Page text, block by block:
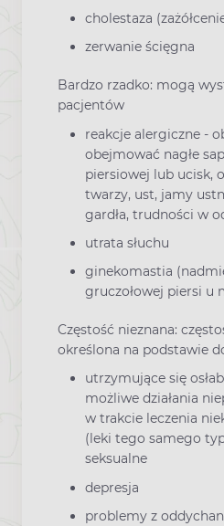
cholestaza
zerwanie ścięgna
Bardzo rzadko: mogą
pacjentów
reakcje alergiczne -
obejmować nagłe
piersiowej lub ucisk,
twarzy, ust, jamy
gardła, trudności w
utrata słuchu
ginekomastia
gruczołowej piersi u
Częstość nieznana:
określona na podstawie
utrzymujące się
możliwe działania
w trakcie leczenia
(leki tego samego
seksualne
depresja
problemy z